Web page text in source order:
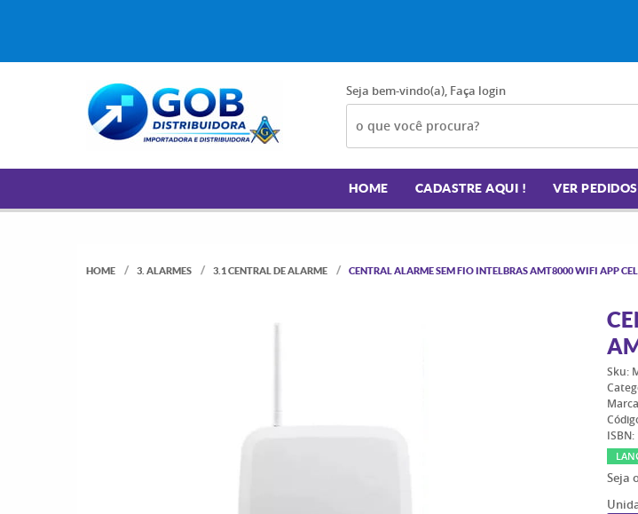
Seja bem-vindo(a), Faça login
HOME CADASTRE AQUI ! VER PEDIDOS
HOME 3. ALARMES 3.1 CENTRAL DE ALARME CENTRAL ALARME SEM FIO INTELBRAS AMT8000 WIFI APP
Sku:
ISBN:
Seja